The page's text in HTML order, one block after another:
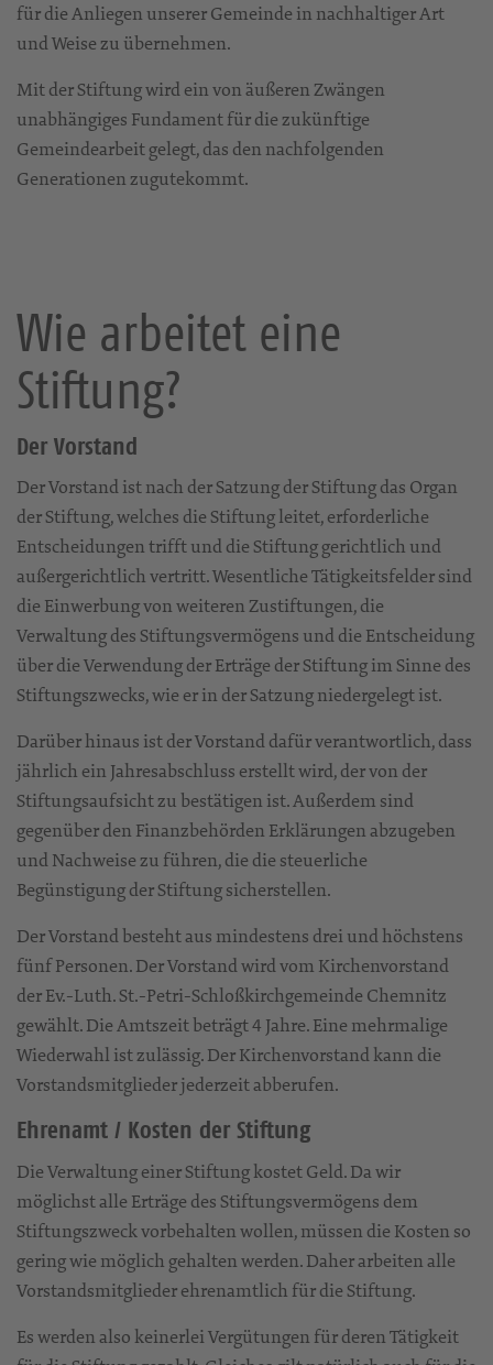
für die Anliegen unserer Gemeinde in nachhaltiger Art
und Weise zu übernehmen.
Mit der Stiftung wird ein von äußeren Zwängen
unabhängiges Fundament für die zukünftige
Gemeindearbeit gelegt, das den nachfolgenden
Generationen zugutekommt.
Wie arbeitet eine
Stiftung?
Der Vorstand
Der Vorstand ist nach der Satzung der Stiftung das Organ
der Stiftung, welches die Stiftung leitet, erforderliche
Entscheidungen trifft und die Stiftung gerichtlich und
außergerichtlich vertritt. Wesentliche Tätigkeitsfelder sind
die Einwerbung von weiteren Zustiftungen, die
Verwaltung des Stiftungsvermögens und die Entscheidung
über die Verwendung der Erträge der Stiftung im Sinne des
Stiftungszwecks, wie er in der Satzung niedergelegt ist.
Darüber hinaus ist der Vorstand dafür verantwortlich, dass
jährlich ein Jahresabschluss erstellt wird, der von der
Stiftungsaufsicht zu bestätigen ist. Außerdem sind
gegenüber den Finanzbehörden Erklärungen abzugeben
und Nachweise zu führen, die die steuerliche
Begünstigung der Stiftung sicherstellen.
Der Vorstand besteht aus mindestens drei und höchstens
fünf Personen. Der Vorstand wird vom Kirchenvorstand
der Ev.-Luth. St.-Petri-Schloßkirchgemeinde Chemnitz
gewählt. Die Amtszeit beträgt 4 Jahre. Eine mehrmalige
Wiederwahl ist zulässig. Der Kirchenvorstand kann die
Vorstandsmitglieder jederzeit abberufen.
Ehrenamt / Kosten der Stiftung
Die Verwaltung einer Stiftung kostet Geld. Da wir
möglichst alle Erträge des Stiftungsvermögens dem
Stiftungszweck vorbehalten wollen, müssen die Kosten so
gering wie möglich gehalten werden. Daher arbeiten alle
Vorstandsmitglieder ehrenamtlich für die Stiftung.
Es werden also keinerlei Vergütungen für deren Tätigkeit